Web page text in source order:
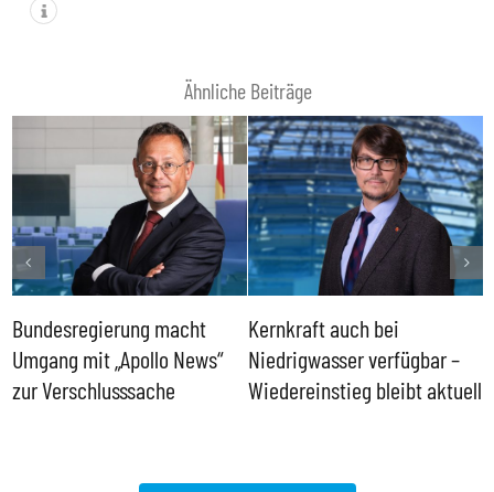
Ähnliche Beiträge
Bundesregierung macht
Umgang mit „Apollo News“
zur Verschlusssache
Kernkraft auch bei
Niedrigwasser verfügbar –
Wiedereinstieg bleibt aktuell